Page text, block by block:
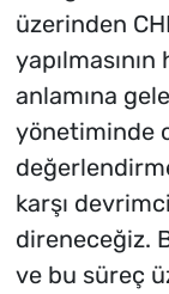
üzerinden
anlamına
yönetiminde
karşı
direneceğiz.
ve bu süreç